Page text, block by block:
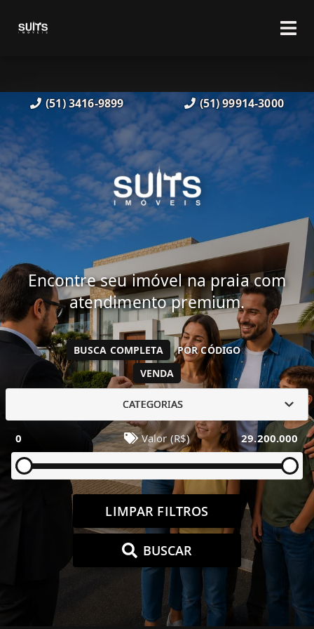
(51) 3416-9899 (51) 99914-3000
Encontre seu imóvel na praia com
atendimento premium.
VENDA
BUSCA COMPLETA POR CÓDIGO
CATEGORIAS
0 Valor (R$) 29.200.000
LIMPAR FILTROS
BUSCAR